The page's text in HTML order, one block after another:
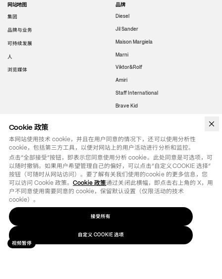
视频暂停
网站地图
集团
品牌与业务
可持续发展
人
浏览媒体
品牌
Diesel
Jil Sander
Maison Margiela
Marni
Viktor&Rolf
Amiri
Staff International
Brave Kid
合法的
的道德准则
多元化、公平和包容
性别平等人力资源政策
行为准则
举报
Instagram
LinkedIn
Weibo
Youtube
WeChat
Cookie 政策
本网站使用技术 cookie，并且在用户同意的情况下，还可以使用分析性
cookie，包括第三方工具，以便对网站上的用户活动进行分析和监控。
点击“全部接受”按钮，即表示您同意使用分析 cookie。此处同意是可选项，可
以随时撤销。如果用户希望管理自己的偏好，可以点击“自定义COOKIE 选择”
按钮（可随时从网站访问）。要了解有关我们使用的cookie 的更多信息，您
可以访问 Cookie 政策。Cookie 政策通过关闭此横幅，即点击右上角的 X，用
户不同意使用需要同意的 cookie，保留默认设置（仅限活动的技术
cookie）。
接受所有
自定义 COOKIE 选项